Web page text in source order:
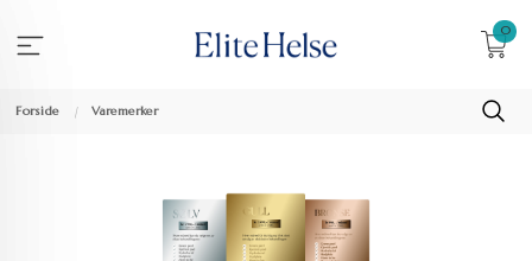
innholdet
0
Forside Varemerker